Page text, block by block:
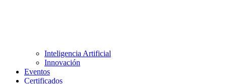
Inteligencia Artificial
Innovación
Eventos
Certificados